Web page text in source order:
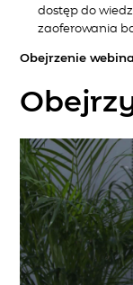
dostęp do
zaoferowania
Obejrzenie